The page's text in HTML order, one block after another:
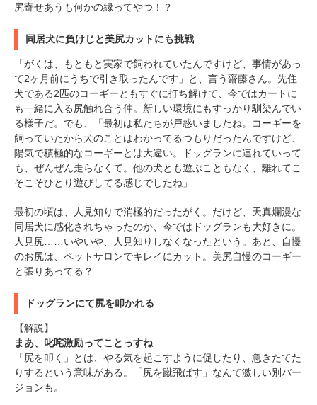
尻寄せあうも何かの縁ってやつ！？
同居犬に負けじと美尻カットにも挑戦
「がくは、もともと実家で飼われていたんですけど、事情があっ
て2ヶ月前にうちで引き取ったんです」と、言う齋藤さん。先住
犬である2匹のコーギーともすぐに打ち解けて、今ではカートに
も一緒に入る尻触れ合う仲。新しい環境にもすっかり馴染んでい
る様子だ。でも、「最初は私たちが戸惑いましたね。コーギーを
飼っていたから犬のことはわかってるつもりだったんですけど、
陽気で積極的なコーギーとは大違い。ドッグランに連れていって
も、ぜんぜん走らなくて。他の犬とも遊ぶこともなく、離れてこ
そこそひとり遊びしてる感じでしたね」
最初の頃は、人見知りで消極的だったがく。だけど、天真爛漫な
同居犬に感化されちゃったのか、今ではドッグランも大好きに。
人見尻……いやいや、人見知りしなくなったという。あと、自慢
のお尻は、ペットサロンでキレイにカット。美尻自慢のコーギー
と張りあってる？
ドッグランにて尻を叩かれる
【解説】
まあ、叱咤激励ってことっすね
「尻を叩く」とは、やる気を起こすように促したり、急きたてた
りするという意味がある。「尻を蹴飛ばす」なんて激しい別バー
ジョンも。